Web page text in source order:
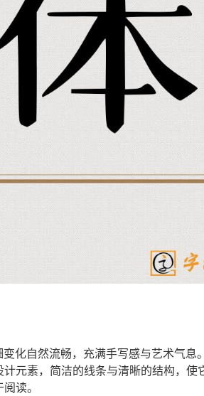
化自然流畅，充满手写感与艺术气
元素，简洁的线条与清晰的结构，
读。